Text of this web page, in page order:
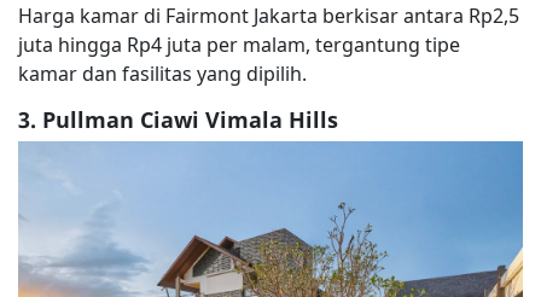
Harga kamar di Fairmont Jakarta berkisar antara Rp2,5
juta hingga Rp4 juta per malam, tergantung tipe
kamar dan fasilitas yang dipilih.
3. Pullman Ciawi Vimala Hills